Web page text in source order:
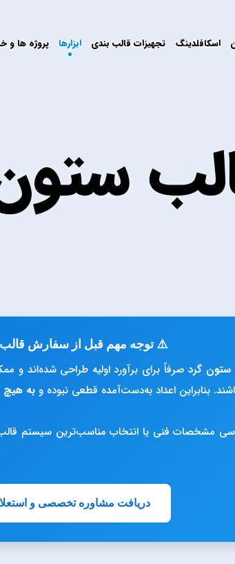
اسکافلدینگ تجهیزات قالب بندی ابزارها پروژه ها و
⚠️ توجه مهم قبل از سفارش
گردصرفاً برای برآورد اولیه طراحی شده‌اند و
بنابراین اعداد به‌دست‌آمده قطعی نبوده وبه هیچ
مشخصات فنی یا انتخاب مناسب‌ترین سیستم
دریافت مشاوره تخصصی و